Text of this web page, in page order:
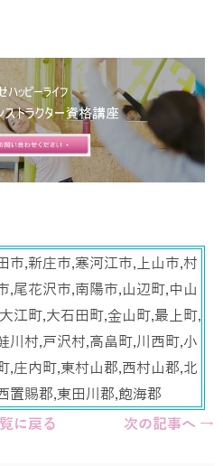
市,新庄市,寒河江市,上山市,村
,尾花沢市,南陽市,山辺町,中山
江町,大石田町,金山町,最上町,
川村,戸沢村,高畠町,川西町,小
,庄内町,東村山郡,西村山郡,北
置賜郡,東田川郡,飽海郡
に戻る 次の記事へ →